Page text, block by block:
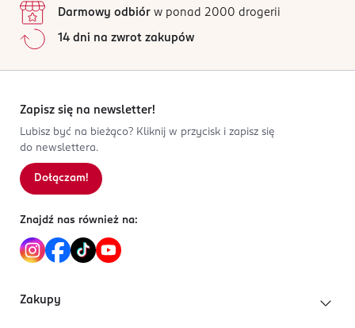
Darmowy odbiór w ponad 2000 drogerii
14 dni na zwrot zakupów
Zapisz się na newsletter!
Lubisz być na bieżąco? Kliknij w przycisk i zapisz się
do newslettera.
Dołączam!
Znajdź nas również na:
Zakupy